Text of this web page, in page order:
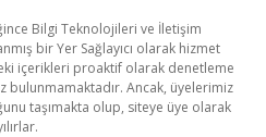
Bilgi Teknolojileri ve İletişim
bir Yer Sağlayıcı olarak hizmet
içerikleri proaktif olarak denetleme
bulunmamaktadır. Ancak, üyelerimiz
taşımakta olup, siteye üye olarak